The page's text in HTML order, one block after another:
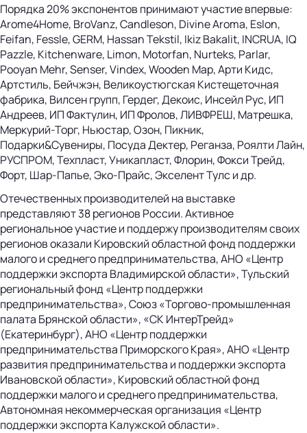
Порядка 20% экспонентов принимают участие впервые:
Arome4Home, BroVanz, Candleson, Divine Aroma, Eslon,
Feifan, Fessle, GERM, Hassan Tekstil, Ikiz Bakalit, INCRUA, IQ
Pazzle, Kitchenware, Limon, Motorfan, Nurteks, Parlar,
Pooyan Mehr, Senser, Vindex, Wooden Map, Арти Кидс,
Артстиль, Бейчжэн, Великоустюгская Кистещеточная
фабрика, Вилсен групп, Гердег, Декоис, Инсейл Рус, ИП
Андреев, ИП Фактулин, ИП Фролов, ЛИВФРЕШ, Матрешка,
Меркурий-Торг, Ньюстар, Озон, Пикник,
Подарки&Сувениры, Посуда Дектер, Реганза, Роялти Лайн,
РУСПРОМ, Техпласт, Уникапласт, Флорин, Фокси Трейд,
Форт, Шар-Папье, Эко-Прайс, Экселент Тулс и др.
Отечественных производителей на выставке
представляют 38 регионов России. Активное
региональное участие и поддержу производителям своих
регионов оказали Кировский областной фонд поддержки
малого и среднего предпринимательства, АНО «Центр
поддержки экспорта Владимирской области», Тульский
региональный фонд «Центр поддержки
предпринимательства», Союз «Торгово-промышленная
палата Брянской области», «СК ИнтерТрейд»
(Екатеринбург),АНО «Центр поддержки
предпринимательства Приморского Края», АНО «Центр
развития предпринимательства и поддержки экспорта
Ивановской области», Кировский областной фонд
поддержки малого и среднего предпринимательства,
Автономная некоммерческая организация «Центр
поддержки экспорта Калужской области».